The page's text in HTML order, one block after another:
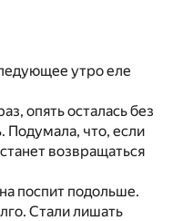
утро еле
опять осталась без
Подумала, что, если
возвращаться
поспит подольше.
Стали лишать